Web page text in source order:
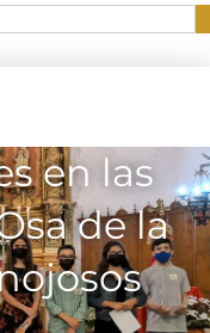
en las
de la